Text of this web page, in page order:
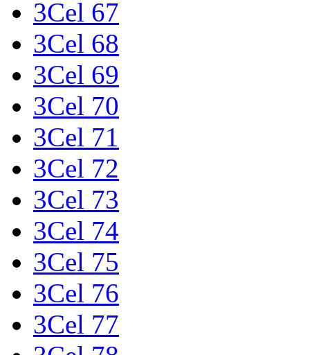
3Cel 67
3Cel 68
3Cel 69
3Cel 70
3Cel 71
3Cel 72
3Cel 73
3Cel 74
3Cel 75
3Cel 76
3Cel 77